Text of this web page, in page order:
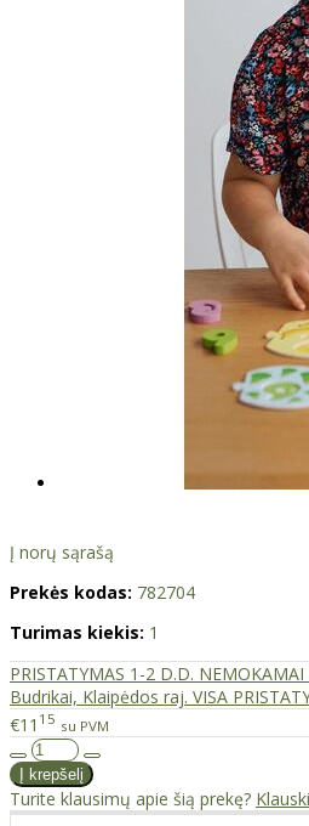
Į norų sąrašą
Prekės kodas: 782704
Turimas kiekis: 1
PRISTATYMAS 1-2 D.D.
Budrikai, Klaipėdos raj. VISA
€11 15 su PVM
Turite klausimų apie šią prekę?